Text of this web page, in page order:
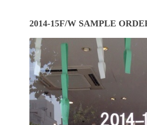
2014-15F/W SAMPLE